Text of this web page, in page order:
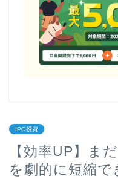
IPO投資
【効率UP】ま
を劇的に短縮で